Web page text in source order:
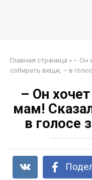
Главная страница » – Он
собирать вещи, – в
– Он
мам!
в голосе